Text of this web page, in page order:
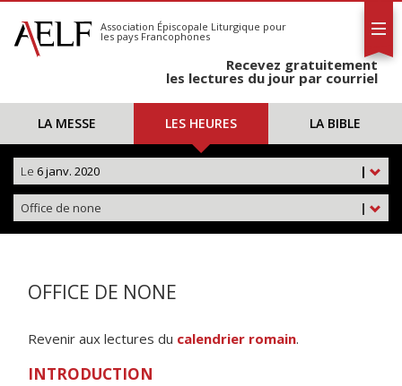
S'abonner
Calendrier
Association Épiscopale Liturgique pour
les pays Francophones
Recevez gratuitement
les lectures du jour par courriel
LA MESSE LES HEURES LA BIBLE
|
Le 6 janv. 2020
|
Office de none
OFFICE DE NONE
Revenir aux lectures du calendrier romain.
INTRODUCTION